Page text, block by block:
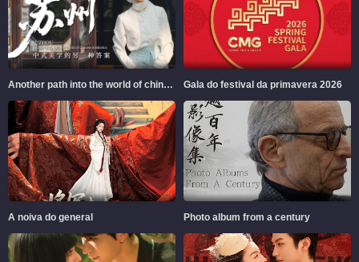
Another path into the world of chinese aesthetics Gala do festival da primavera 2026
A noiva do general Photo album from a century